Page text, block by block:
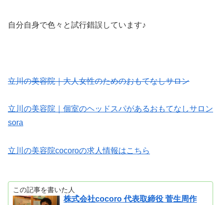
自分自身で色々と試行錯誤しています♪
立川の美容院｜大人女性のためのおもてなしサロン
立川の美容院｜個室のヘッドスパがあるおもてなしサロン
sora
立川の美容院cocoroの求人情報はこちら
この記事を書いた人
株式会社cocoro 代表取締役 菅生周作